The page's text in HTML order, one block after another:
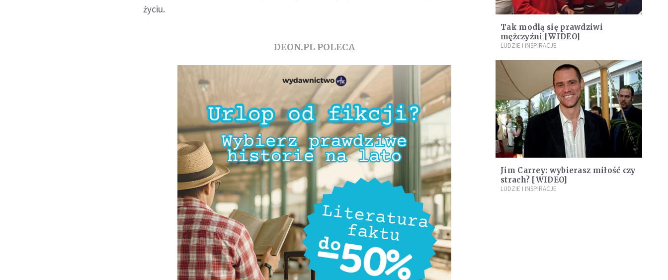
życiu.
DEON.PL POLECA
Tak modlą się prawdziwi
mężczyźni [WIDEO]
LUDZIE I INSPIRACJE
Jim Carrey: wybierasz miłość czy
strach? [WIDEO]
LUDZIE I INSPIRACJE